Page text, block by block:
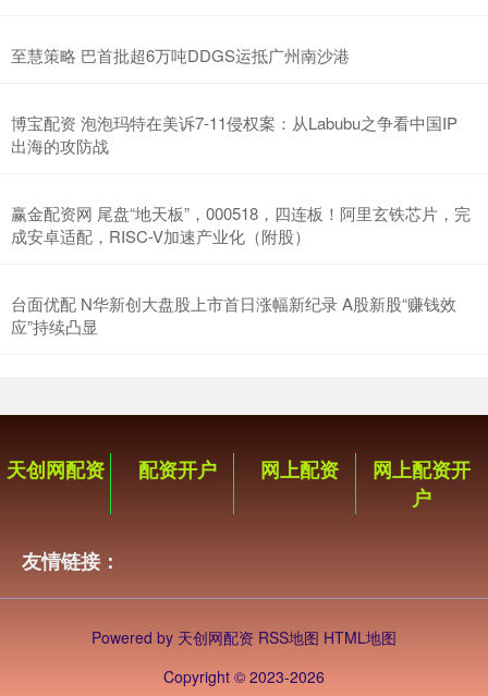
至慧策略 巴首批超6万吨DDGS运抵广州南沙港
博宝配资 泡泡玛特在美诉7-11侵权案：从Labubu之争看中国IP
出海的攻防战
赢金配资网 尾盘“地天板”，000518，四连板！阿里玄铁芯片，完
成安卓适配，RISC-V加速产业化（附股）
台面优配 N华新创大盘股上市首日涨幅新纪录 A股新股“赚钱效
应”持续凸显
天创网配资 配资开户 网上配资
网上配资开
户
友情链接：
Powered by 天创网配资 RSS地图 HTML地图
Copyright © 2023-2026